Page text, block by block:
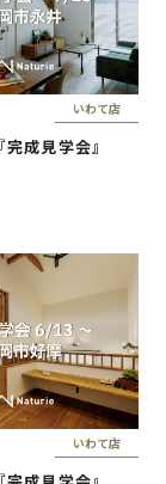
いわて店
成見学会』
いわて店